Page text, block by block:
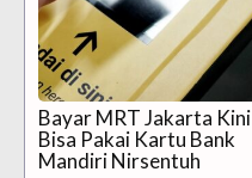
Bayar MRT Jakarta Kini
Bisa Pakai Kartu Bank
Mandiri Nirsentuh